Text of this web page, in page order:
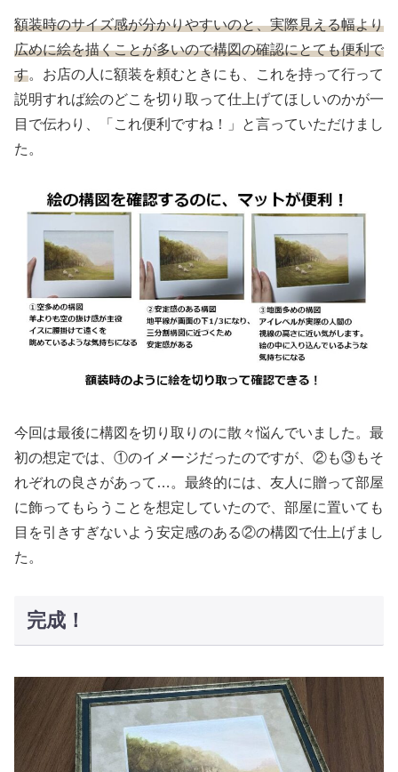
額装時のサイズ感が分かりやすいのと、実際見える幅より
広めに絵を描くことが多いので構図の確認にとても便利で
す。お店の人に額装を頼むときにも、これを持って行って
説明すれば絵のどこを切り取って仕上げてほしいのかが一
目で伝わり、「これ便利ですね！」と言っていただけまし
た。
今回は最後に構図を切り取りのに散々悩んでいました。最
初の想定では、①のイメージだったのですが、②も③もそ
れぞれの良さがあって…。最終的には、友人に贈って部屋
に飾ってもらうことを想定していたので、部屋に置いても
目を引きすぎないよう安定感のある②の構図で仕上げまし
た。
完成！